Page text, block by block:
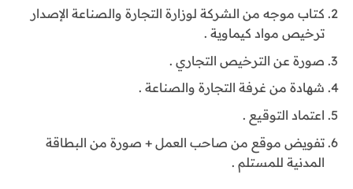
كتاب موجه من الشركة لوزارة التجارة والصناعة الإصدار
ترخيص مواد كيماوية .
صورة عن الترخيص التجاري .
شهادة من غرفة التجارة والصناعة .
اعتماد التوقيع .
تفويض موقع من صاحب العمل + صورة من البطاقة
المدنية للمستلم .